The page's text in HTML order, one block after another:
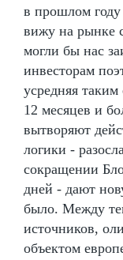
в прошлом году
вижу на рынке
могли бы нас
инвесторам
усредняя
12 месяцев и
вытворяют
логики -
сокращении
дней - дают
было. Между
источников,
объектом